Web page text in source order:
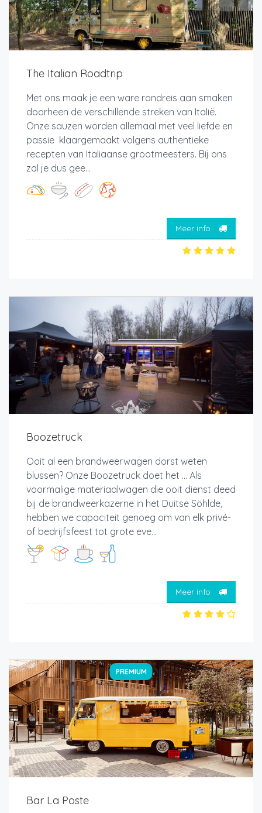
The Italian Roadtrip
Met ons maak je een ware rondreis aan smaken
doorheen de verschillende streken van Italië.
Onze sauzen worden allemaal met veel liefde en
passie klaargemaakt volgens authentieke
recepten van Italiaanse grootmeesters. Bij ons
zal je dus gee...
Meer info
Boozetruck
Ooit al een brandweerwagen dorst weten
blussen? Onze Boozetruck doet het ... Als
voormalige materiaalwagen die ooit dienst deed
bij de brandweerkazerne in het Duitse Söhlde,
hebben we capaciteit genoeg om van elk privé-
of bedrijfsfeest tot grote eve...
Meer info
PREMIUM
Bar La Poste